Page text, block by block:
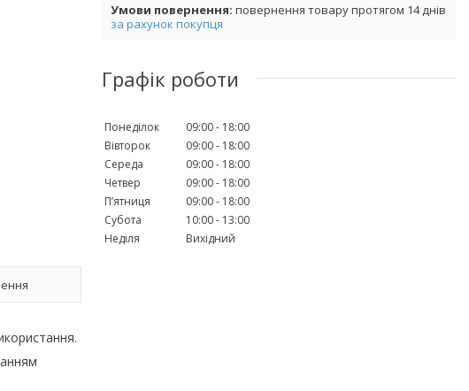
повернення товару протягом 14 днів
за рахунок покупця
Графік роботи
Понеділок 09:00
18:00
Вівторок
09:00
18:00
Середа
09:00
18:00
Четвер
09:00
18:00
Пʼятниця
09:00
18:00
Субота
10:00
13:00
Неділя
Вихідний